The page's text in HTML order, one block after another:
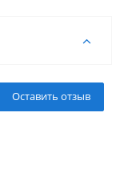
Оставить отзыв